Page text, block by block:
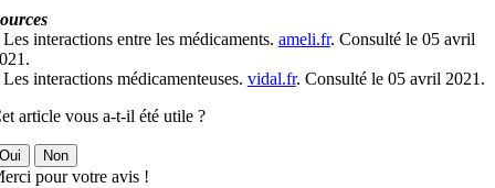
interactions entre les médicaments. ameli.fr. Consulté le 05 avril
interactions médicamenteuses. vidal.fr. Consulté le 05 avril 2021.
article vous a-t-il été utile ?
Non
pour votre avis !